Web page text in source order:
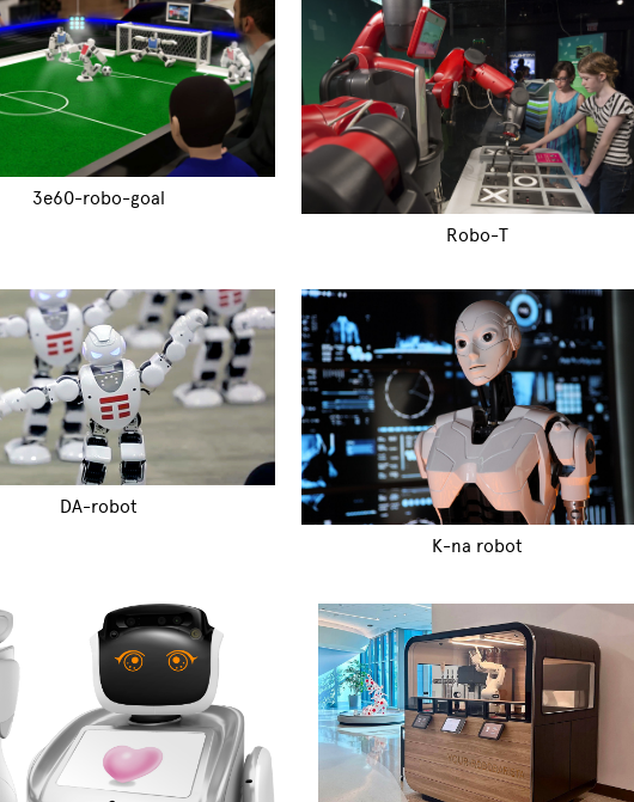
3e60-robo-goal
Robo-T
DA-robot
K-na robot